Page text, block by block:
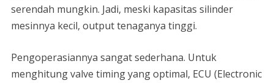
serendah mungkin. Jadi, meski kapasitas silinder
mesinnya kecil, output tenaganya tinggi.
Pengoperasiannya sangat sederhana. Untuk
menghitung valve timing yang optimal, ECU (Electronic